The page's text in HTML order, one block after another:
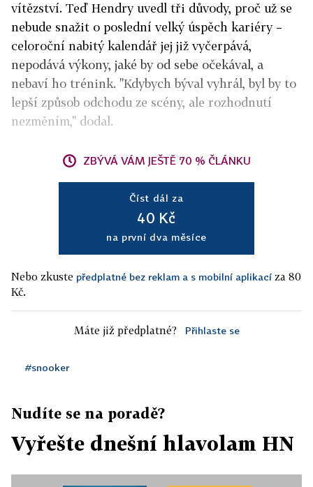
vítězství. Teď Hendry uvedl tři důvody, proč už se
nebude snažit o poslední velký úspěch kariéry –
celoroční nabitý kalendář jej již vyčerpává,
nepodává výkony, jaké by od sebe očekával, a
nebaví ho trénink. "Kdybych býval vyhrál, byl by to
lepší způsob odchodu ze scény, ale rozhodnutí
nezměním," dodal.
ZBÝVÁ VÁM JEŠTĚ 70 % ČLÁNKU
Číst dál za
40 Kč
na první dva měsíce
Nebo zkuste předplatné bez reklam a s mobilní aplikací za 80
Kč.
Máte již předplatné? Přihlaste se
#snooker
Nudíte se na poradě?
Vyřešte dnešní hlavolam HN